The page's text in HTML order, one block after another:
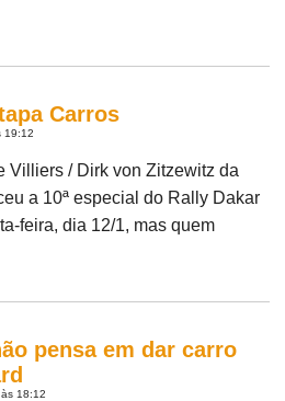
Carros
19:12
Villiers / Dirk von Zitzewitz da
a 10ª especial do Rally Dakar
feira, dia 12/1, mas quem
pensa em dar carro
18:12